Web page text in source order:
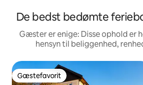
De bedst bedømte
Gæster er enige: Disse ophold er
hensyn til beliggenhed,
Gæstefavorit
Gæstefavorit